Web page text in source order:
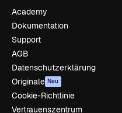
Academy
Dokumentation
Support
AGB
Datenschutzerklärung
Originale Neu
Cookie-Richtlinie
Vertrauenszentrum